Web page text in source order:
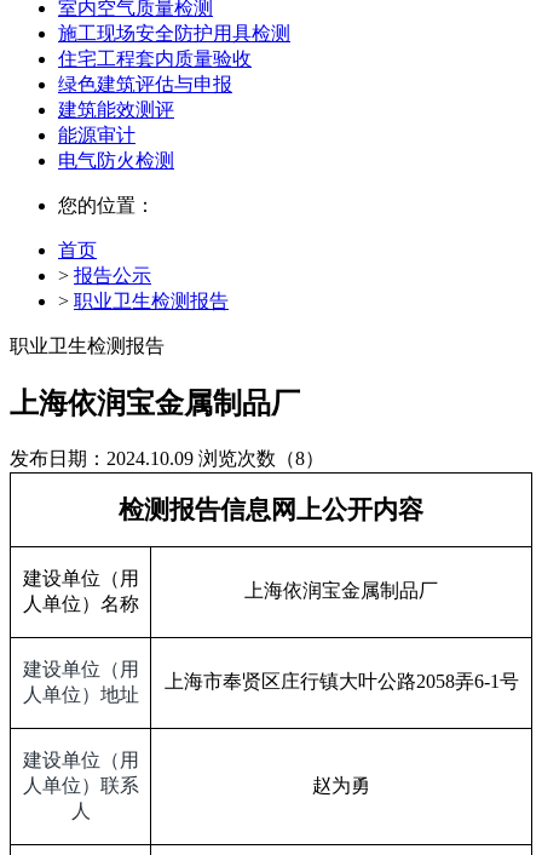
室内空气质量检测
施工现场安全防护用具检测
住宅工程套内质量验收
绿色建筑评估与申报
建筑能效测评
能源审计
电气防火检测
您的位置：
首页
> 报告公示
> 职业卫生检测报告
职业卫生检测报告
上海依润宝金属制品厂
发布日期：2024.10.09 浏览次数（8）
检测报告信息网上公开内容
建设单位（用
人单位）名称
上海依润宝金属制品厂
建设单位（用
人单位）地址
上海市奉贤区庄行镇大叶公路2058弄6-1号
建设单位（用
人单位）联系
人
赵为勇